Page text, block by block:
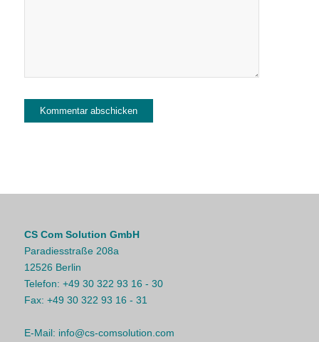
CS Com Solution GmbH
Paradiesstraße 208a
12526 Berlin
Telefon: +49 30 322 93 16 - 30
Fax: +49 30 322 93 16 - 31
E-Mail: info@cs-comsolution.com